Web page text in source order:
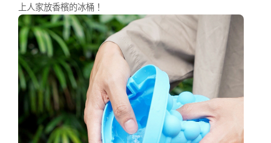
上人家放香檳的冰桶！